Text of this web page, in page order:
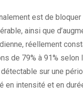
est de
ainsi que
réellement
de 79% à 91%
sur une
en intensité et en